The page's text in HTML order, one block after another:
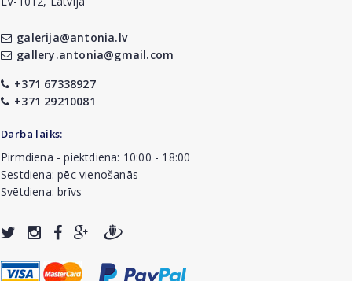
galerija@antonia.lv
gallery.antonia@gmail.com
+371 67338927
+371 29210081
Darba laiks:
Pirmdiena - piektdiena: 10:00 - 18:00
Sestdiena: pēc vienošanās
Svētdiena: brīvs